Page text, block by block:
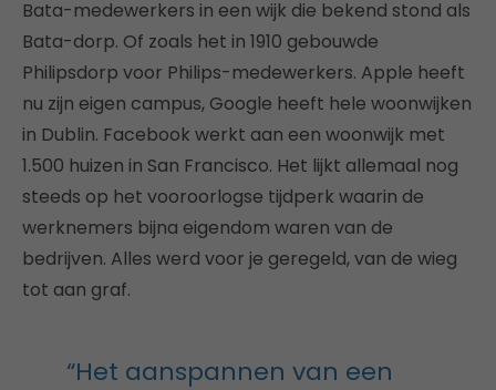
Bata-medewerkers in een wijk die bekend stond als
Bata-dorp. Of zoals het in 1910 gebouwde
Philipsdorp voor Philips-medewerkers. Apple heeft
nu zijn eigen campus, Google heeft hele woonwijken
in Dublin. Facebook werkt aan een woonwijk met
1.500 huizen in San Francisco. Het lijkt allemaal nog
steeds op het vooroorlogse tijdperk waarin de
werknemers bijna eigendom waren van de
bedrijven. Alles werd voor je geregeld, van de wieg
tot aan graf.
“Het aanspannen van een